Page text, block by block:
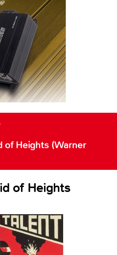
of Heights (Warner
of Heights